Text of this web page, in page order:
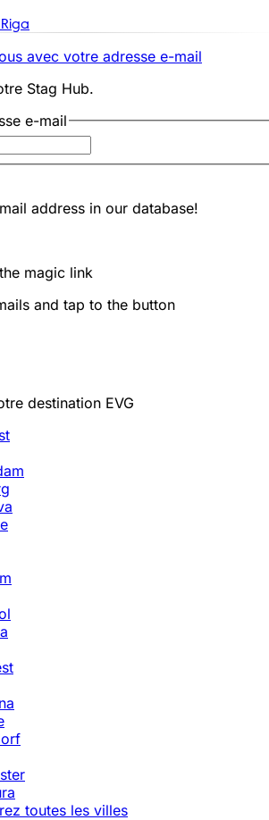
Riga
avec votre adresse e-mail
Stag Hub.
e-mail
address in our database!
magic link
and tap to the button
destination EVG
toutes les villes